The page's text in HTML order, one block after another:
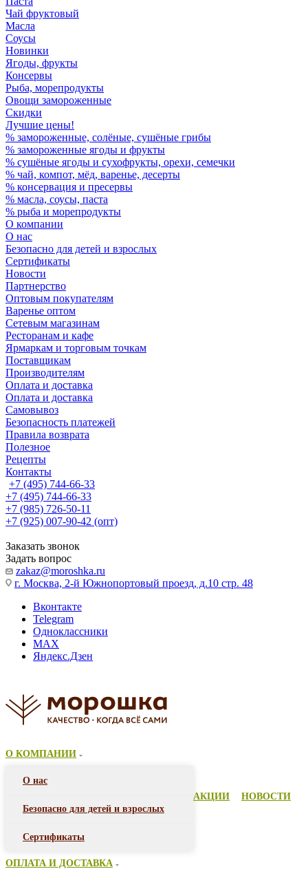
Чай фруктовый
Масла
Соусы
Новинки
Ягоды, фрукты
Консервы
Рыба, морепродукты
Овощи замороженные
Скидки
Лучшие цены!
% замороженные, солёные, сушёные грибы
% замороженные ягоды и фрукты
% сушёные ягоды и сухофрукты, орехи, семечки
% чай, компот, мёд, варенье, десерты
% консервация и пресервы
% масла, соусы, паста
% рыба и морепродукты
О компании
О нас
Безопасно для детей и взрослых
Сертификаты
Новости
Партнерство
Оптовым покупателям
Варенье оптом
Сетевым магазинам
Ресторанам и кафе
Ярмаркам и торговым точкам
Поставщикам
Производителям
Оплата и доставка
Оплата и доставка
Самовывоз
Безопасность платежей
Правила возврата
Полезное
Рецепты
Контакты
+7 (495) 744-66-33
+7 (495) 744-66-33
+7 (985) 726-50-11
+7 (925) 007-90-42 (опт)
Заказать звонок
Задать вопрос
zakaz@moroshka.ru
г. Москва, 2-й Южнопортовый проезд, д.10 стр. 48
Вконтакте
Telegram
Одноклассники
MAX
Яндекс.Дзен
О КОМПАНИИ
О нас
Безопасно для детей и взрослых
Сертификаты
АКЦИИ НОВОСТИ
ОПЛАТА И ДОСТАВКА